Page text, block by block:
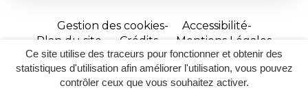
Ce site utilise des traceurs pour fonctionner et obtenir des
statistiques d'utilisation afin améliorer l'utilisation, vous pouvez
contrôler ceux que vous souhaitez activer.
Gestion des cookies
Accessibilité
Plan du site
Crédits
Mentions Légales
Site
réalisé